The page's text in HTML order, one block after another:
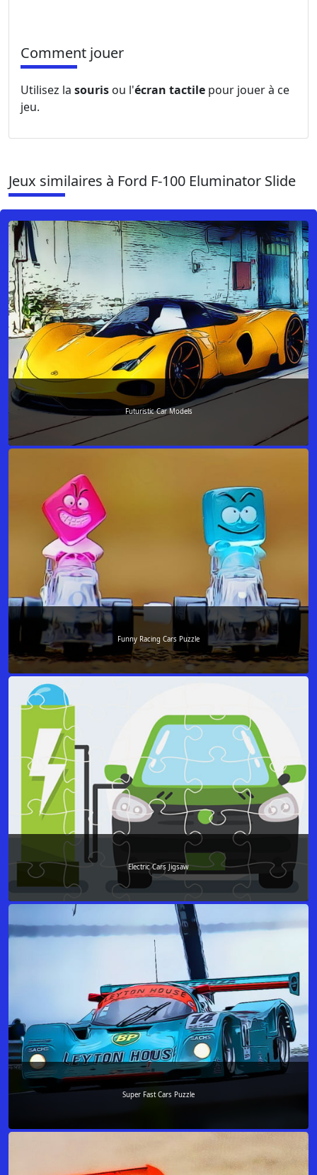
Comment jouer
Utilisez la souris ou l'écran tactile pour jouer à ce
jeu.
Jeux similaires à Ford F-100 Eluminator Slide
Futuristic Car Models
Funny Racing Cars Puzzle
Electric Cars Jigsaw
Super Fast Cars Puzzle